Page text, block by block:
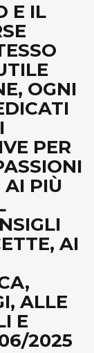
E IL
OGNI
PER
AI PIÙ
AI
ALLE
E
2025